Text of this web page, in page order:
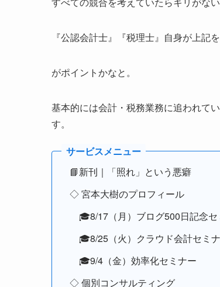
『公認会計士』『税理士』自身が上記
がポイントかなと。
基本的には会計・税務業務に追われて
す。
📘新刊｜「照れ」という悪癖
◇ 宮本大樹のプロフィール
🎓8/17（月）ブログ500日記念セ
🎓8/25（火）クラウド会計セミ
🎓9/4（金）効率化セミナー
◇ 個別コンサルティング